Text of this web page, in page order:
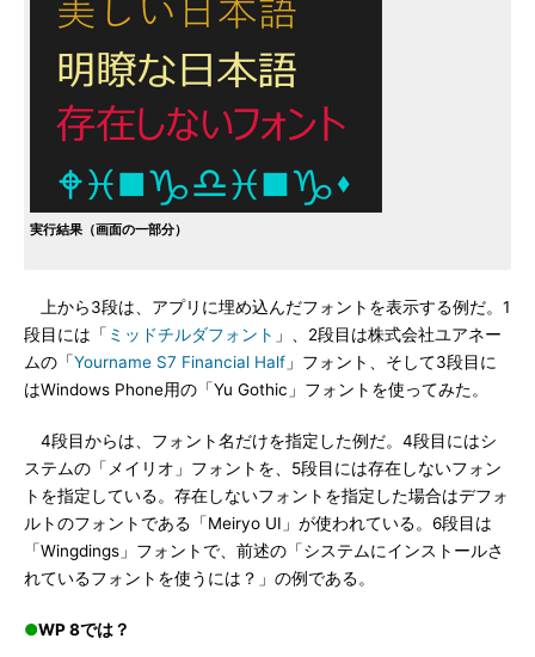
実行結果（画面の一部分）
上から3段は、アプリに埋め込んだフォントを表示する例だ。1
段目には「 ミッドチルダフォント 」、2段目は株式会社ユアネー
ムの「Yourname S7 Financial Half 」フォント、そして3段目に
はWindows Phone用の「Yu Gothic」フォントを使ってみた。
4段目からは、フォント名だけを指定した例だ。4段目にはシ
ステムの「メイリオ」フォントを、5段目には存在しないフォン
トを指定している。存在しないフォントを指定した場合はデフォ
ルトのフォントである「Meiryo UI」が使われている。6段目は
「Wingdings」フォントで、前述の「システムにインストールさ
れているフォントを使うには？」の例である。
●WP 8では？